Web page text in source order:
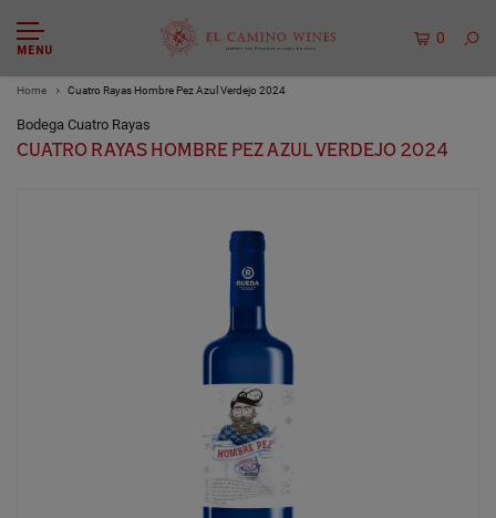
MENU
0
Home Cuatro Rayas Hombre Pez Azul Verdejo 2024
Bodega Cuatro Rayas
CUATRO RAYAS HOMBRE PEZ AZUL VERDEJO 2024